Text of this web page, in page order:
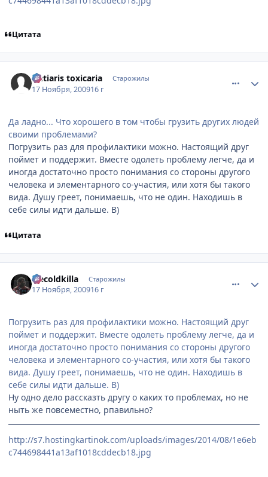
Цитата
Antiaris toxicaria Старожилы
17 Ноября, 200916 г
Да ладно... Что хорошего в том чтобы грузить других людей
своими проблемами?
Погрузить раз для профилактики можно. Настоящий друг
поймет и поддержит. Вместе одолеть проблему легче, да и
иногда достаточно просто понимания со стороны другого
человека и элементарного со-участия, или хотя бы такого
вида. Душу греет, понимаешь, что не один. Находишь в
себе силы идти дальше. B)
Цитата
Icecoldkilla Старожилы
17 Ноября, 200916 г
Погрузить раз для профилактики можно. Настоящий друг
поймет и поддержит. Вместе одолеть проблему легче, да и
иногда достаточно просто понимания со стороны другого
человека и элементарного со-участия, или хотя бы такого
вида. Душу греет, понимаешь, что не один. Находишь в
себе силы идти дальше. B)
Ну одно дело рассказть другу о каких то проблемах, но не
ныть же повсеместно, рпавильно?
http://s7.hostingkartinok.com/uploads/images/2014/08/1e6eb
c744698441a13af1018cddecb18.jpg